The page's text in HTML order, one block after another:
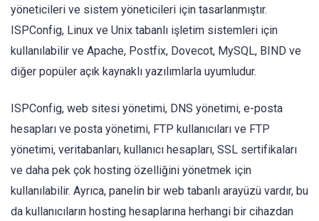
yöneticileri ve sistem yöneticileri için tasarlanmıştır.
ISPConfig, Linux ve Unix tabanlı işletim sistemleri için
kullanılabilir ve Apache, Postfix, Dovecot, MySQL, BIND ve
diğer popüler açık kaynaklı yazılımlarla uyumludur.
ISPConfig, web sitesi yönetimi, DNS yönetimi, e-posta
hesapları ve posta yönetimi, FTP kullanıcıları ve FTP
yönetimi, veritabanları, kullanıcı hesapları, SSL sertifikaları
ve daha pek çok hosting özelliğini yönetmek için
kullanılabilir. Ayrıca, panelin bir web tabanlı arayüzü vardır, bu
da kullanıcıların hosting hesaplarına herhangi bir cihazdan